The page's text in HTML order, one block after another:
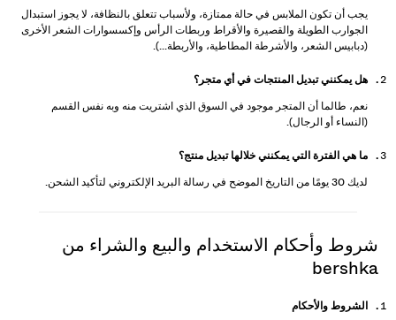
يجب أن تكون الملابس في حالة ممتازة، ولأسباب تتعلق بالنظافة، لا يجوز استبدال
الجوارب الطويلة والقصيرة والأقراط وربطات الرأس وإكسسوارات الشعر الأخرى
(دبابيس الشعر، والأشرطة المطاطية، والأربطة...).
هل يمكنني تبديل المنتجات في أي متجر؟
نعم، طالما أن المتجر موجود في السوق الذي اشتريت منه وبه نفس القسم
(النساء أو الرجال).
ما هي الفترة التي يمكنني خلالها تبديل منتج؟
لديك 30 يومًا من التاريخ الموضح في رسالة البريد الإلكتروني لتأكيد الشحن.
شروط وأحكام الاستخدام والبيع والشراء من
bershka
الشروط والأحكام